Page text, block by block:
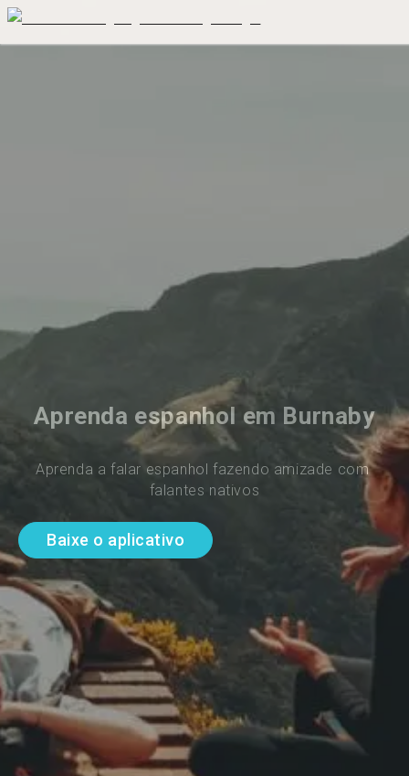
Aprenda espanhol em Burnaby
Aprenda a falar espanhol fazendo amizade com
falantes nativos
Baixe o aplicativo